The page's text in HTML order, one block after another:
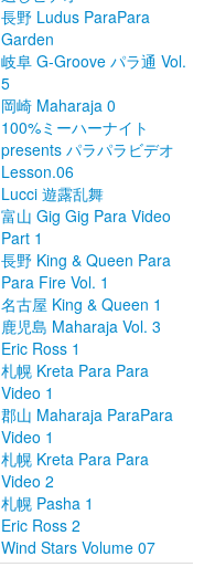
長野 Ludus ParaPara
Garden
岐阜 G-Groove パラ通 Vol.
5
岡崎 Maharaja 0
100%ミーハーナイト
presents パラパラビデオ
Lesson.06
Lucci 遊露乱舞
富山 Gig Gig Para Video
Part 1
長野 King & Queen Para
Para Fire Vol. 1
名古屋 King & Queen 1
鹿児島 Maharaja Vol. 3
Eric Ross 1
札幌 Kreta Para Para
Video 1
郡山 Maharaja ParaPara
Video 1
札幌 Kreta Para Para
Video 2
札幌 Pasha 1
Eric Ross 2
Wind Stars Volume 07